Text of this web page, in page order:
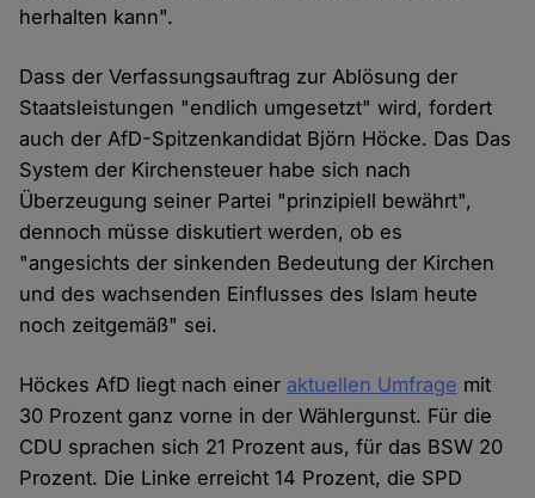
herhalten kann".
Dass der Verfassungsauftrag zur Ablösung der
Staatsleistungen "endlich umgesetzt" wird, fordert
auch der AfD-Spitzenkandidat Björn Höcke. Das Das
System der Kirchensteuer habe sich nach
Überzeugung seiner Partei "prinzipiell bewährt",
dennoch müsse diskutiert werden, ob es
"angesichts der sinkenden Bedeutung der Kirchen
und des wachsenden Einflusses des Islam heute
noch zeitgemäß" sei.
Höckes AfD liegt nach einer aktuellen Umfrage mit
30 Prozent ganz vorne in der Wählergunst. Für die
CDU sprachen sich 21 Prozent aus, für das BSW 20
Prozent. Die Linke erreicht 14 Prozent, die SPD